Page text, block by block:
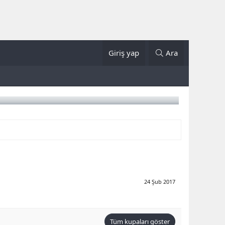
Giriş yap Ara
24 Şub 2017
Tüm kupaları göster